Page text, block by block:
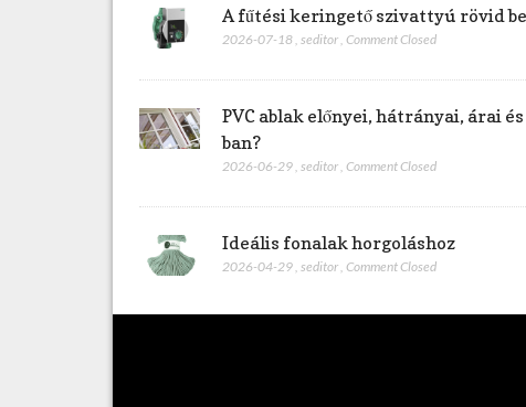
s
A fűtési keringető szivattyú rövid
2026-07-18 seditor ,Comment Closed
PVC ablak előnyei, hátrányai, árai
ban?
2026-06-29,seditor,Comment Closed
Ideális fonalak horgoláshoz
2026-04-29,seditor,Comment Closed